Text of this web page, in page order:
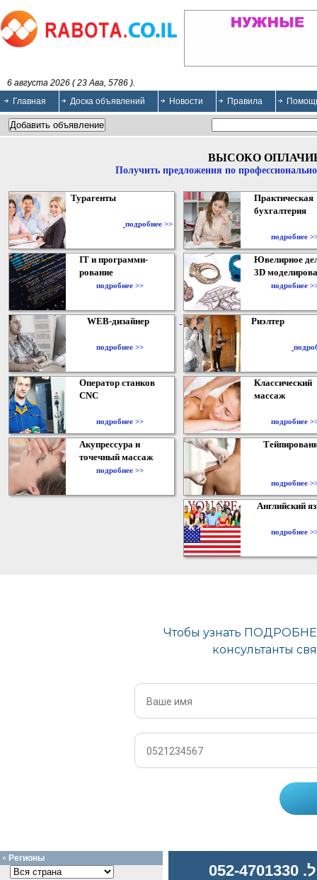
6 августа 2026 ( 23 Ава, 5786 ).
Главная
Доска объявлений Новости Правила
ВЫСОКО
Получить предложения по
Турагенты
подробнее >>
Практическая
бухгалтерия
подробнее
IT и программи-
рование
подробнее >>
Ювелирное
3D
подробнее
WEB-дизайнер
подробнее >>
Риэлтер
Оператор станков
CNC
подробнее >>
Классический
массаж
подробнее
Акупрессура и
точечный массаж
подробнее >>
подробнее
Английский
подробнее
Регионы